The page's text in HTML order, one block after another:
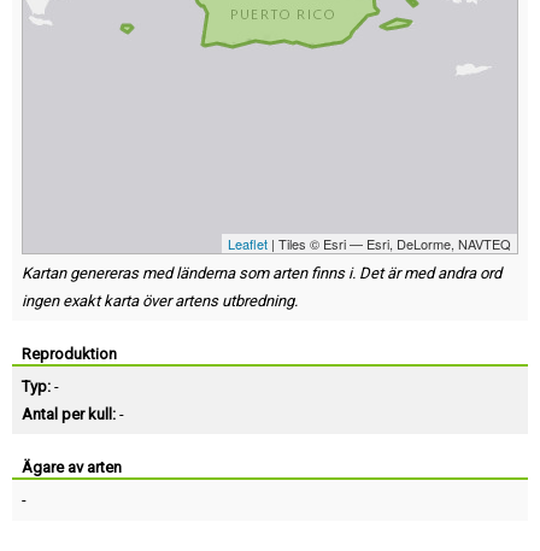
Leaflet | Tiles © Esri — Esri, DeLorme, NAVTEQ
Kartan genereras med länderna som arten finns i. Det är med andra ord
ingen exakt karta över artens utbredning.
Reproduktion
Typ: -
Antal per kull: -
Ägare av arten
-